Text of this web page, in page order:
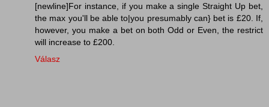
[newline]For instance, if you make a single Straight Up bet,
the max you'll be able to|you presumably can} bet is £20. If,
however, you make a bet on both Odd or Even, the restrict
will increase to £200.
Válasz